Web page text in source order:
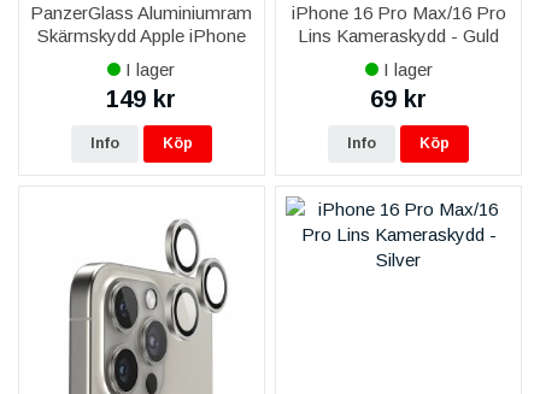
PanzerGlass Aluminiumram
Skärmskydd Apple iPhone
16 Pro Max - Svart
I lager
149 kr
Info Köp
iPhone 16 Pro Max/16 Pro
Lins Kameraskydd - Guld
I lager
69 kr
Info Köp